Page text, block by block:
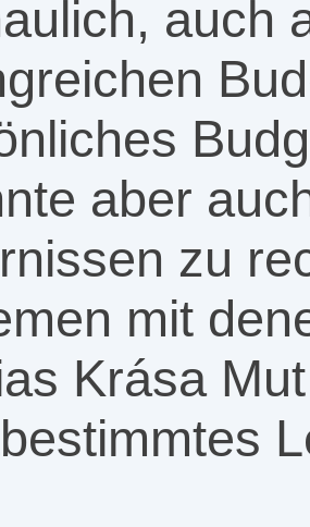
auch
aber
zu
mit
Krása